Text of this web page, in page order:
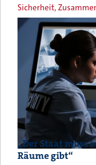
Sicherheit,
„Der Staat muss
Räume gibt“